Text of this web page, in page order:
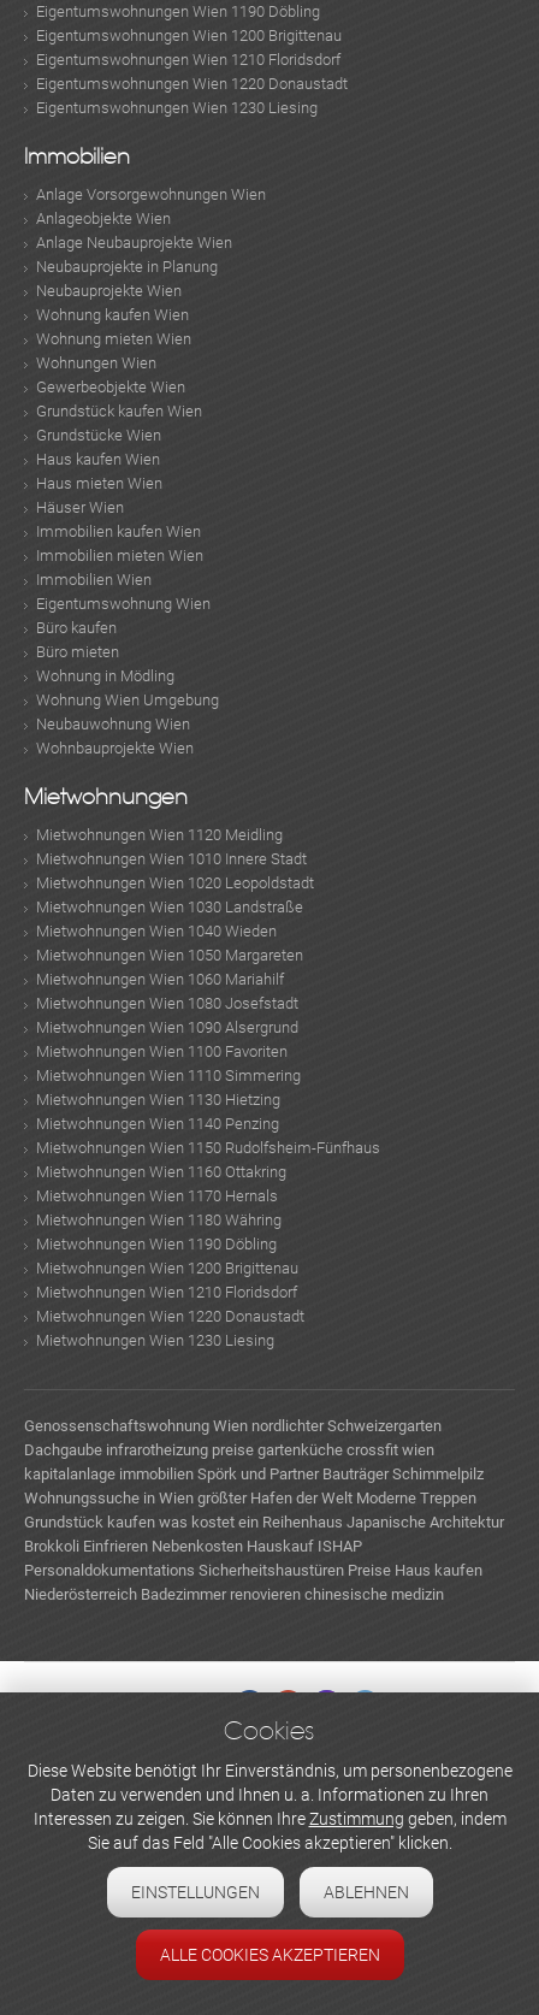
Eigentumswohnungen Wien 1190 Döbling
Eigentumswohnungen Wien 1200 Brigittenau
Eigentumswohnungen Wien 1210 Floridsdorf
Eigentumswohnungen Wien 1220 Donaustadt
Eigentumswohnungen Wien 1230 Liesing
Immobilien
Anlage Vorsorgewohnungen Wien
Anlageobjekte Wien
Anlage Neubauprojekte Wien
Neubauprojekte in Planung
Neubauprojekte Wien
Wohnung kaufen Wien
Wohnung mieten Wien
Wohnungen Wien
Gewerbeobjekte Wien
Grundstück kaufen Wien
Grundstücke Wien
Haus kaufen Wien
Haus mieten Wien
Häuser Wien
Immobilien kaufen Wien
Immobilien mieten Wien
Immobilien Wien
Eigentumswohnung Wien
Büro kaufen
Büro mieten
Wohnung in Mödling
Wohnung Wien Umgebung
Neubauwohnung Wien
Wohnbauprojekte Wien
Mietwohnungen
Mietwohnungen Wien 1120 Meidling
Mietwohnungen Wien 1010 Innere Stadt
Mietwohnungen Wien 1020 Leopoldstadt
Mietwohnungen Wien 1030 Landstraße
Mietwohnungen Wien 1040 Wieden
Mietwohnungen Wien 1050 Margareten
Mietwohnungen Wien 1060 Mariahilf
Mietwohnungen Wien 1080 Josefstadt
Mietwohnungen Wien 1090 Alsergrund
Mietwohnungen Wien 1100 Favoriten
Mietwohnungen Wien 1110 Simmering
Mietwohnungen Wien 1130 Hietzing
Mietwohnungen Wien 1140 Penzing
Mietwohnungen Wien 1150 Rudolfsheim-Fünfhaus
Mietwohnungen Wien 1160 Ottakring
Mietwohnungen Wien 1170 Hernals
Mietwohnungen Wien 1180 Währing
Mietwohnungen Wien 1190 Döbling
Mietwohnungen Wien 1200 Brigittenau
Mietwohnungen Wien 1210 Floridsdorf
Mietwohnungen Wien 1220 Donaustadt
Mietwohnungen Wien 1230 Liesing
Genossenschaftswohnung Wien nordlichter Schweizergarten
Dachgaube infrarotheizung preise gartenküche crossfit wien
kapitalanlage immobilien Spörk und Partner Bauträger Schimmelpilz
Wohnungssuche in Wien größter Hafen der Welt Moderne Treppen
Grundstück kaufen was kostet ein Reihenhaus Japanische Architektur
Brokkoli Einfrieren Nebenkosten Hauskauf ISHAP
Personaldokumentations Sicherheitshaustüren Preise Haus kaufen
Niederösterreich Badezimmer renovieren chinesische medizin
WERBEN UND INSERIEREN
Newsletter abonnieren
Datenschutzerklärung
Cookie-Einstellungen
Cookies
Diese Website benötigt Ihr Einverständnis, um personenbezogene
Daten zu verwenden und Ihnen u. a. Informationen zu Ihren
Interessen zu zeigen. Sie können IhreZustimmung geben, indem
Sie auf das Feld "Alle Cookies akzeptieren" klicken.
EINSTELLUNGEN ABLEHNEN
ALLE COOKIES AKZEPTIEREN